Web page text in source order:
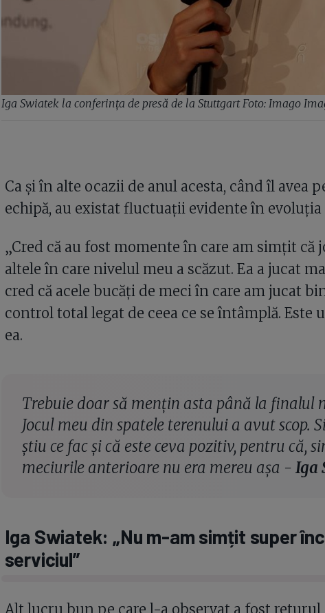
Iga Swiatek la conferința de presă de la Stuttgart Foto: Imago
Ca și în alte ocazii de anul acesta, când îl avea
echipă, au existat fluctuații evidente în evoluția
„Cred că au fost momente în care am simțit că
altele în care nivelul meu a scăzut. Ea a jucat
cred că acele bucăți de meci în care am jucat
control total legat de ceea ce se întâmplă. Este
ea.
Trebuie doar să mențin asta până la finalul
Jocul meu din spatele terenului a avut scop.
știu ce fac și că este ceva pozitiv, pentru că,
meciurile anterioare nu era mereu așa - Iga
Iga Swiatek: „Nu m-am simțit super
serviciul”
Alt lucru bun pe care l-a observat a fost